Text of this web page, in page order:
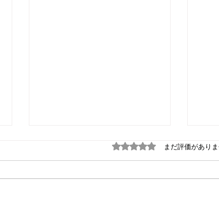
5つ星のうち0と評価されて
まだ評価があり